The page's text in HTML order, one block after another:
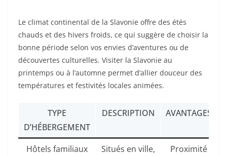
Le climat continental de la Slavonie offre des étés
chauds et des hivers froids, ce qui suggère de choisir la
bonne période selon vos envies d’aventures ou de
découvertes culturelles. Visiter la Slavonie au
printemps ou à l’automne permet d’allier douceur des
températures et festivités locales animées.
TYPE
D’HÉBERGEMENT
DESCRIPTION AVANTAGES
Hôtels familiaux
Situés en ville,
Proximité